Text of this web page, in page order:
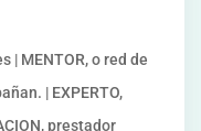
| MENTOR, o red de
| EXPERTO,
prestador